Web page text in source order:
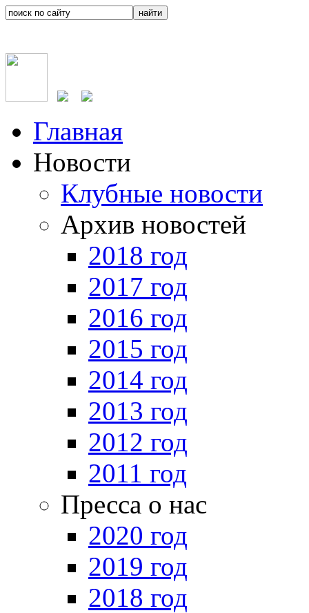
Главная
Новости
Клубные новости
Архив новостей
2018 год
2017 год
2016 год
2015 год
2014 год
2013 год
2012 год
2011 год
Пресса о нас
2020 год
2019 год
2018 год